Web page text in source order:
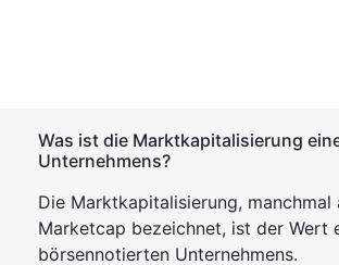
Was ist die Marktkapitalisierung
Unternehmens?
Die Marktkapitalisierung, manchmal
Marketcap bezeichnet, ist der Wert
börsennotierten Unternehmens.